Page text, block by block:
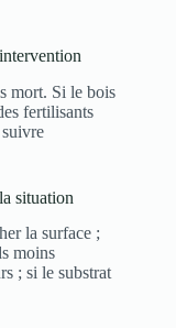
mort. Si le bois
fertilisants
situation
la surface ;
moins
; si le substrat